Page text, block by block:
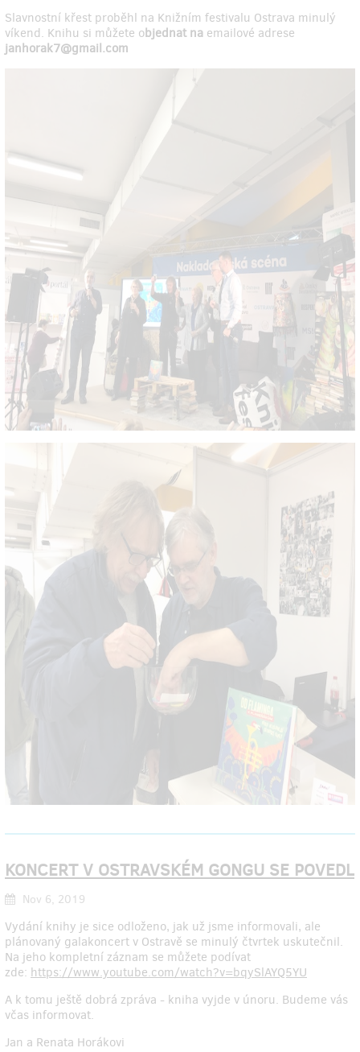
Slavnostní křest proběhl na Knižním festivalu Ostrava minulý
víkend. Knihu si můžete objednat na emailové adrese
janhorak7@gmail.com
KONCERT V OSTRAVSKÉM GONGU SE POVEDL
Nov 6, 2019
Vydání knihy je sice odloženo, jak už jsme informovali, ale
plánovaný galakoncert v Ostravě se minulý čtvrtek uskutečnil.
Na jeho kompletní záznam se můžete podívat
zde: https://www.youtube.com/watch?v=bqySlAYQ5YU
A k tomu ještě dobrá zpráva - kniha vyjde v únoru. Budeme vás
včas informovat.
Jan a Renata Horákovi